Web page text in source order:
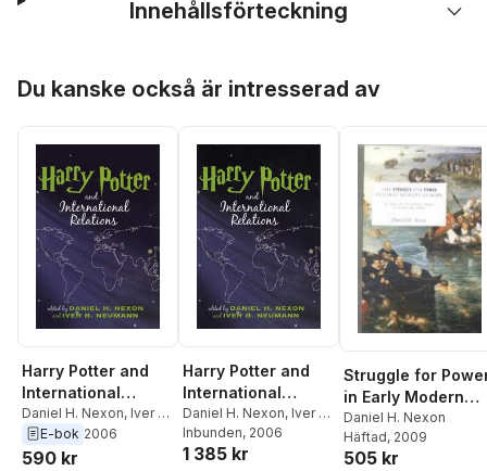
Innehållsförteckning
Du kanske också är intresserad av
Harry Potter and
International
Relations
Daniel H. Nexon, Iver B.
Neumann
E-bok 2006
590 kr
Harry Potter and
International
Relations
Daniel H. Nexon, Iver B.
Neumann
Inbunden, 2006
1 385 kr
Struggle for
in Early Modern
Europe
Daniel H. Nexon
Häftad, 2009
505 kr